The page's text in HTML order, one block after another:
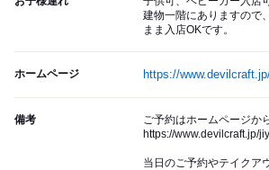
建物一階にありますので
まま入店OKです。
ホームページ https://
備考
ご予約はホームページか
https://www.devilcraft.jp/
当日のご予約やテイクア